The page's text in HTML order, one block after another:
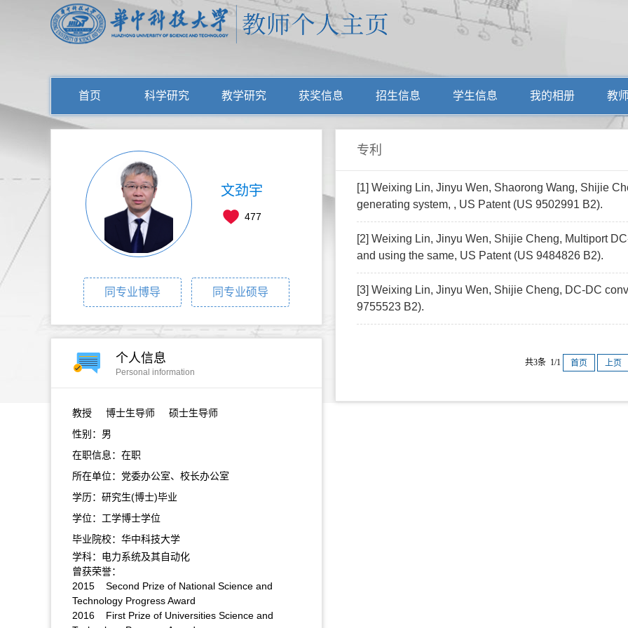
首页 科学研究 教学研究 获奖信息 招生信息 学生信息 我的相册 教
文劲宇
477
同专业博导 同专业硕导
个人信息
Personal information
教授
博士生导师 硕士生导师
性别：男
在职信息：在职
所在单位：党委办公室、校长办公室
学历：研究生(博士)毕业
学位：工学博士学位
毕业院校：华中科技大学
学科：电力系统及其自动化
曾获荣誉：
2015 Second Prize of National Science and
Technology Progress Award
2016 First Prize of Universities Science and
专利
[1] Weixing Lin, Jinyu Wen, Shaorong Wang, Shijie
generating system, , US Patent (US 9502991 B2).
[2] Weixing Lin, Jinyu Wen, Shijie Cheng, Multiport
and using the same, US Patent (US 9484826 B2).
[3] Weixing Lin, Jinyu Wen, Shijie Cheng, DC-DC
9755523 B2).
共3条 1/1 首页 上页